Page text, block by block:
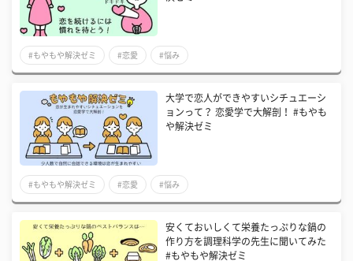
#もやもや解決ゼミ #恋愛 #悩み
大学で恋人ができやすいシチュエーシ
ョンって？ 恋愛学で大解剖！ #もやも
や解決ゼミ
#もやもや解決ゼミ #恋愛 #悩み
安くておいしくて栄養たっぷりな鍋の
作り方を調理科学の先生に聞いてみた
#もやもや解決ゼミ